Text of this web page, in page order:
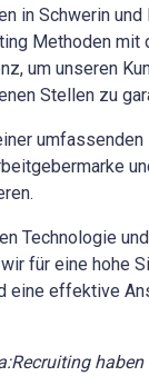
in Schwerin
Methoden mit
um unseren
Stellen zu
umfassenden
Technologie
für eine hohe
eine effektive
haben